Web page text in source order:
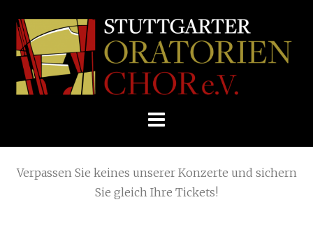
Skip
E.V.
Home Posts taggedPostmoderne
Verpassen Sie keines unserer Konzerte und sichern
Sie gleich Ihre Tickets!